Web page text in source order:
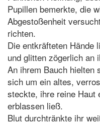
Pupillen bemerkte, die
Abgestoßenheit
richten.
Die entkräfteten Hände
und glitten zögerlich an
An ihrem Bauch hielten
sich um ein altes,
steckte, ihre reine Haut
erblassen ließ.
Blut durchtränkte ihr